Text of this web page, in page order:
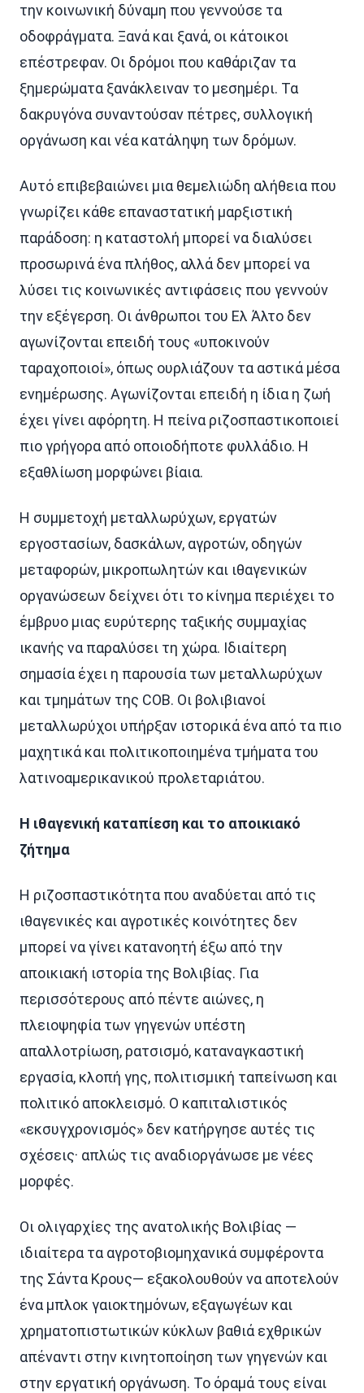
την κοινωνική δύναμη που γεννούσε τα
οδοφράγματα. Ξανά και ξανά, οι κάτοικοι
επέστρεφαν. Οι δρόμοι που καθάριζαν τα
ξημερώματα ξανάκλειναν το μεσημέρι. Τα
δακρυγόνα συναντούσαν πέτρες, συλλογική
οργάνωση και νέα κατάληψη των δρόμων.
Αυτό επιβεβαιώνει μια θεμελιώδη αλήθεια που
γνωρίζει κάθε επαναστατική μαρξιστική
παράδοση: η καταστολή μπορεί να διαλύσει
προσωρινά ένα πλήθος, αλλά δεν μπορεί να
λύσει τις κοινωνικές αντιφάσεις που γεννούν
την εξέγερση. Οι άνθρωποι του Ελ Άλτο δεν
αγωνίζονται επειδή τους «υποκινούν
ταραχοποιοί», όπως ουρλιάζουν τα αστικά μέσα
ενημέρωσης. Αγωνίζονται επειδή η ίδια η ζωή
έχει γίνει αφόρητη. Η πείνα ριζοσπαστικοποιεί
πιο γρήγορα από οποιοδήποτε φυλλάδιο. Η
εξαθλίωση μορφώνει βίαια.
Η συμμετοχή μεταλλωρύχων, εργατών
εργοστασίων, δασκάλων, αγροτών, οδηγών
μεταφορών, μικροπωλητών και ιθαγενικών
οργανώσεων δείχνει ότι το κίνημα περιέχει το
έμβρυο μιας ευρύτερης ταξικής συμμαχίας
ικανής να παραλύσει τη χώρα. Ιδιαίτερη
σημασία έχει η παρουσία των μεταλλωρύχων
και τμημάτων της COB. Οι βολιβιανοί
μεταλλωρύχοι υπήρξαν ιστορικά ένα από τα πιο
μαχητικά και πολιτικοποιημένα τμήματα του
λατινοαμερικανικού προλεταριάτου.
Η ιθαγενική καταπίεση και το αποικιακό
ζήτημα
Η ριζοσπαστικότητα που αναδύεται από τις
ιθαγενικές και αγροτικές κοινότητες δεν
μπορεί να γίνει κατανοητή έξω από την
αποικιακή ιστορία της Βολιβίας. Για
περισσότερους από πέντε αιώνες, η
πλειοψηφία των γηγενών υπέστη
απαλλοτρίωση, ρατσισμό, καταναγκαστική
εργασία, κλοπή γης, πολιτισμική ταπείνωση και
πολιτικό αποκλεισμό. Ο καπιταλιστικός
«εκσυγχρονισμός» δεν κατήργησε αυτές τις
σχέσεις· απλώς τις αναδιοργάνωσε με νέες
μορφές.
Οι ολιγαρχίες της ανατολικής Βολιβίας —
ιδιαίτερα τα αγροτοβιομηχανικά συμφέροντα
της Σάντα Κρους— εξακολουθούν να αποτελούν
ένα μπλοκ γαιοκτημόνων, εξαγωγέων και
χρηματοπιστωτικών κύκλων βαθιά εχθρικών
απέναντι στην κινητοποίηση των γηγενών και
στην εργατική οργάνωση. Το όραμά τους είναι